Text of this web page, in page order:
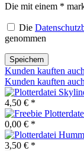
Die mit einem *
Die
genommen
Speichern
Kunden kauften auch
Kunden kauften auch
4,50 € *
0,00 € *
3,50 € *